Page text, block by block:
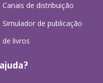
Canais de distribuição
Simulador de publicação
de livros